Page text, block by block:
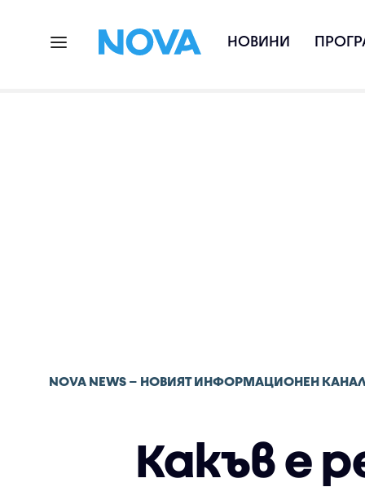
НОВИНИ
NOVA NEWS – НОВИЯТ ИНФОРМАЦИОНЕН КАНАЛ
Какъв е